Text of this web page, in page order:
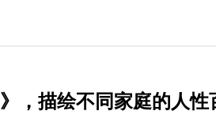
，描绘不同家庭的人性